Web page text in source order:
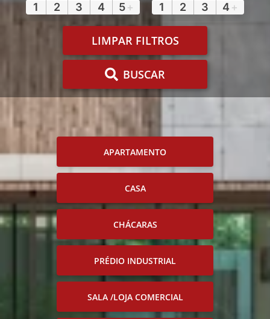
1 2 3 4 5+ 1 2 3 4 +
LIMPAR FILTROS
BUSCAR
APARTAMENTO
CASA
CHÁCARAS
PRÉDIO INDUSTRIAL
SALA /LOJA COMERCIAL